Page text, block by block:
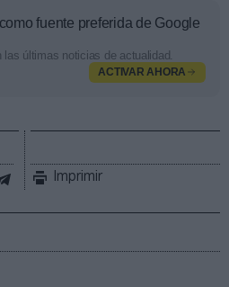
como fuente preferida de Google
últimas noticias de actualidad.
ACTIVAR AHORA
Imprimir